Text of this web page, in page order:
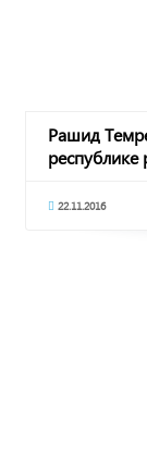
Рашид
22.11.2016